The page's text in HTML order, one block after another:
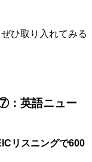
ひ取り入れてみる
：英語ニュー
リスニングで600